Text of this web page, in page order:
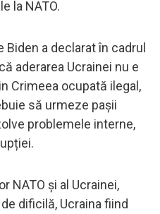
la NATO.
a declarat în cadrul
aderarea Ucrainei nu e
Crimeea ocupată ilegal,
să urmeze pașii
problemele interne,
NATO și al Ucrainei,
dificilă, Ucraina fiind